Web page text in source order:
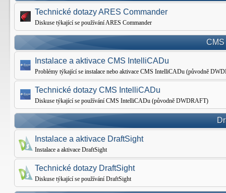
Technické dotazy ARES Commander
Diskuse týkající se používání ARES Commander
Instalace a aktivace CMS IntelliCADu
Problémy týkající se instalace nebo aktivace CMS IntelliCADu (původně
Technické dotazy CMS IntelliCADu
Diskuse týkající se používání CMS IntelliCADu (původně DWDRAFT)
Instalace a aktivace DraftSight
Instalace a aktivace DraftSight
Technické dotazy DraftSight
Diskuse týkající se používání DraftSight